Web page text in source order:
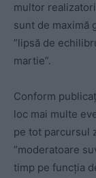
multor
sunt de maximă
”lipsă de
martie”.
Conform
loc mai multe
pe tot parcursul
”moderatoare
timp pe funcția